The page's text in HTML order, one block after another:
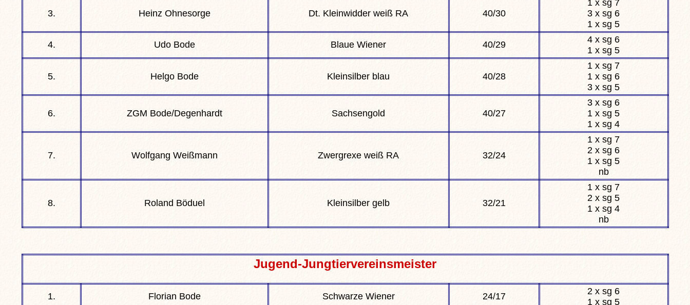
3. Heinz Ohnesorge Dt. Kleinwidder weiß RA 40/30
1 x sg 7
3 x sg 6
1 x sg 5
4.
Udo Bode Blaue Wiener 40/29
4 x sg 6
1 x sg 5
5. Helgo Bode Kleinsilber blau 40/28
1 x sg 7
1 x sg 6
3 x sg 5
6. ZGM Bode/Degenhardt Sachsengold 40/27
3 x sg 6
1 x sg 5
1 x sg 4
7. Wolfgang Weißmann Zwergrexe weiß RA 32/24
1 x sg 7
2 x sg 6
1 x sg 5
nb
8. Roland Böduel Kleinsilber gelb 32/21
1 x sg 7
2 x sg 5
1 x sg 4
nb
Jugend-Jungtiervereinsmeister
1. Florian Bode Schwarze Wiener 24/17
2 x sg 6
1 x sg 5